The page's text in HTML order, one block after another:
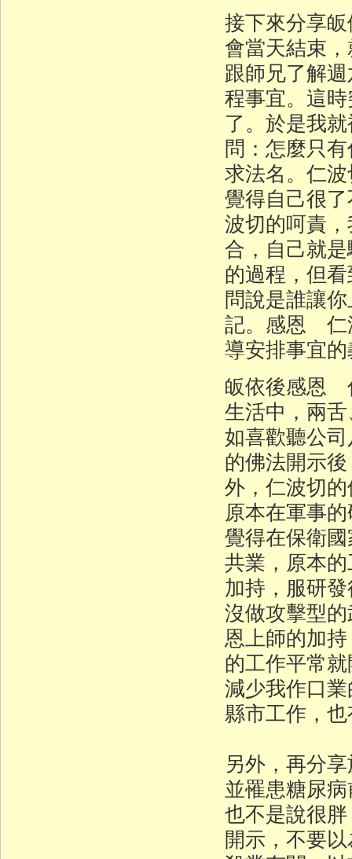
接下來分享
會當天結束
跟師兄了解
程事宜。這
了。於是我
問：怎麼只
求法名。仁
覺得自己很
波切的呵責
合，自己就
的過程，但
問說是誰讓
記。感恩 仁
導安排事宜
皈依後感恩
生活中，兩
如喜歡聽公
的佛法開示
外，仁波切
原本在軍事
覺得在保衛
共業，原本
加持，服研
沒做攻擊型
恩上師的加
的工作平常
減少我作口
縣市工作，
另外，再分
並罹患糖尿
也不是說很
開示，不要